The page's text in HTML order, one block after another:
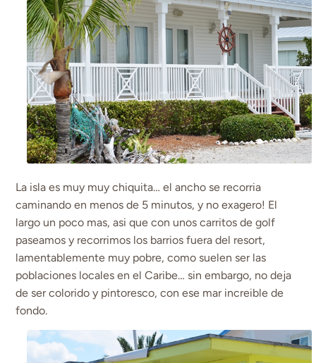
La isla es muy muy chiquita… el ancho se recorria
caminando en menos de 5 minutos, y no exagero! El
largo un poco mas, asi que con unos carritos de golf
paseamos y recorrimos los barrios fuera del resort,
lamentablemente muy pobre, como suelen ser las
poblaciones locales en el Caribe… sin embargo, no deja
de ser colorido y pintoresco, con ese mar increible de
fondo.